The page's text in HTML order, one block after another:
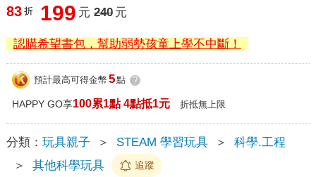
83 折 199 元 240 元
認購希望書包，幫助弱勢孩童上學不中斷！
預計最高可得金幣 5點 ?
HAPPY GO享100累1點 4點抵1元 折抵無上限
分類： 玩具親子 ＞ STEAM 學習玩具 ＞
科學.工程
＞
其他科學玩具 追蹤